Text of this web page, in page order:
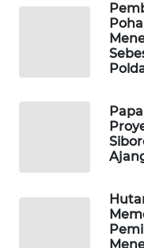
LAPAK
Network